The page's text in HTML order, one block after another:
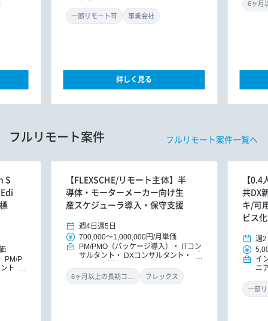
一部リモート可 事業会社
詳しく見る
フルリモート案件 フルリモート案件一覧へ
S
PM/P
ト
【FLEXSCHE/リモート主体】半
導体・モーターメーカー向け生
産スケジューラ導入・保守支援
週4日 週5日
700,000～1,000,000円/月単価
PM/PMO（パッケージ導入）
ITコン
サルタント
DXコンサルタント
フレックス
【
共DX
キ/可
ビス化
週2
イ
ニ
ラ
一部